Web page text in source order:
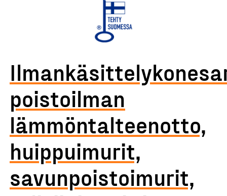
poistoilman
lämmöntalteenotto,
huippuimurit,
savunpoistoimurit,